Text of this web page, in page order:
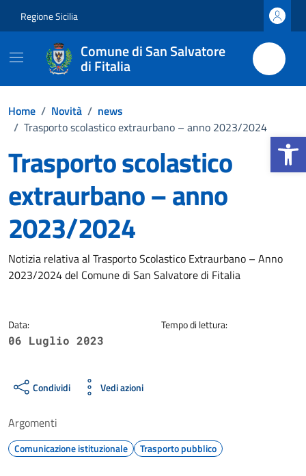
Apri la
Regione Sicilia
Comune di San Salvatore
di Fitalia
Home / Novità / news
/ Trasporto scolastico extraurbano – anno 2023/2024
Trasporto scolastico
extraurbano – anno
2023/2024
Dettagli della notizia
Notizia relativa al Trasporto Scolastico Extraurbano – Anno
2023/2024 del Comune di San Salvatore di Fitalia
Data:
06 Luglio 2023
Tempo di lettura:
Condividi Vedi azioni
Argomenti
Comunicazione istituzionale Trasporto pubblico